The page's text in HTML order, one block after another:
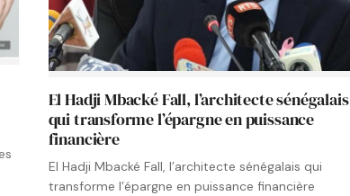
El Hadji Mbacké Fall, l’architecte sénégalais
qui transforme l’épargne en puissance
financière
El Hadji Mbacké Fall, l’architecte sénégalais qui
transforme l’épargne en puissance financière